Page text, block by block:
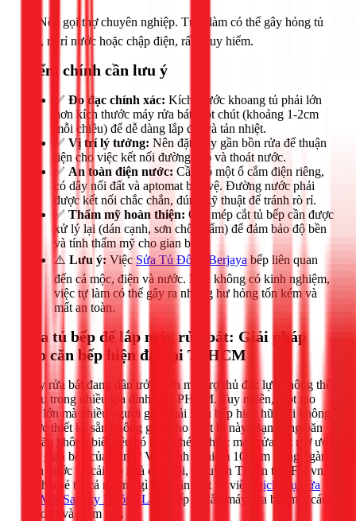
🟢 Nên gọi thợ chuyên nghiệp. Tự ý làm có thể gây hỏng tủ
bếp, rò rỉ nước hoặc chập điện, rất nguy hiểm.
Điểm chính cần lưu ý
✅ Đo đạc chính xác: Kích thước khoang tủ phải lớn
hơn kích thước máy rửa bát một chút (khoảng 1-2cm
mỗi chiều) để dễ dàng lắp đặt và tản nhiệt.
✅ Vị trí lý tưởng: Nên đặt máy gần bồn rửa để thuận
tiện cho việc kết nối đường cấp và thoát nước.
✅ An toàn điện nước: Cần có một ổ cắm điện riêng,
có dây nối đất và aptomat bảo vệ. Đường nước phải
được kết nối chắc chắn, đúng kỹ thuật để tránh rò rỉ.
✅ Thẩm mỹ hoàn thiện: Các mép cắt tủ bếp cần được
xử lý lại (dán cạnh, sơn chống ẩm) để đảm bảo độ bền
và tính thẩm mỹ cho gian bếp.
⚠️ Lưu ý: Việc Sửa Tủ Đông Berjaya bếp liên quan
đến cả mộc, điện và nước. Nếu không có kinh nghiệm,
việc tự làm có thể gây ra những hư hỏng tốn kém và
mất an toàn.
Sửa tủ bếp để lắp máy rửa bát: Giải pháp
cho căn bếp hiện đại tại TPHCM
Máy rửa bát đang dần trở thành một trợ thủ đắc lực không thể
thiếu trong nhiều gia đình tại TPHCM. Tuy nhiên, một rào
cản lớn mà nhiều người gặp phải là tủ bếp hiện hữu lại không
được thiết kế sẵn không gian cho thiết bị này. Bạn đang băn
khoăn không biết liệu có thể "nhét" chiếc máy rửa bát mơ ước
vào gian bếp của mình? Với kinh nghiệm 10 năm trong ngành
điện nước và cải tạo nhà cửa, tôi, Nguyễn Thuận từ 1Fix.vn,
sẽ chia sẻ tất cả những gì bạn cần biết về việc
Dịch Vụ Sửa
Tủ Mát Sanaky Không Lạnh
bếp để lắp máy rửa bát một cách
an toàn và thẩm mỹ.